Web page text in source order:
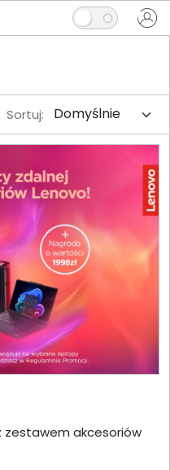
Sortuj:
zestawem akcesoriów